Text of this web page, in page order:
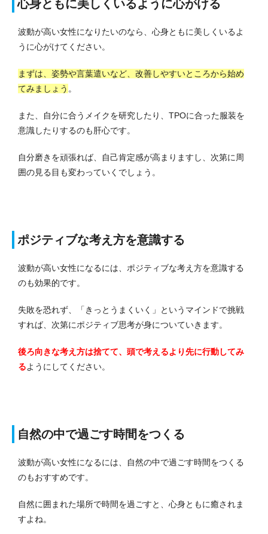
心身ともに美しくいるように心がける
波動が高い女性になりたいのなら、心身ともに美しくいるよ
うに心がけてください。
まずは、姿勢や言葉遣いなど、改善しやすいところから始め
てみましょう 。
また、自分に合うメイクを研究したり、TPOに合った服装を
意識したりするのも肝心です。
自分磨きを頑張れば、自己肯定感が高まりますし、次第に周
囲の見る目も変わっていくでしょう。
ポジティブな考え方を意識する
波動が高い女性になるには、ポジティブな考え方を意識する
のも効果的です。
失敗を恐れず、「きっとうまくいく」というマインドで挑戦
すれば、次第にポジティブ思考が身についていきます。
後ろ向きな考え方は捨てて、頭で考えるより先に行動してみ
るようにしてください。
自然の中で過ごす時間をつくる
波動が高い女性になるには、自然の中で過ごす時間をつくる
のもおすすめです。
自然に囲まれた場所で時間を過ごすと、心身ともに癒されま
すよね。